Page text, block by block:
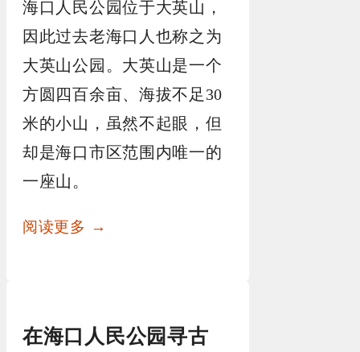
海口人民公园位于大英山，
因此过去老海口人也称之为
大英山公园。大英山是一个
方圆四百余亩、海拔不足30
米的小山，虽然不起眼，但
却是海口市区范围内唯一的
一座山。
阅读更多 →
在海口人民公园寻古